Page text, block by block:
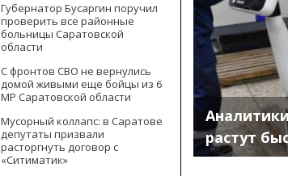
Губернатор Бусаргин поручил
проверить все районные
больницы Саратовской
области
С фронтов СВО не вернулись
домой живыми еще бойцы из 6
МР Саратовской области
Мусорный коллапс: в Саратове
депутаты призвали
расторгнуть договор с
«Ситиматик»
растут